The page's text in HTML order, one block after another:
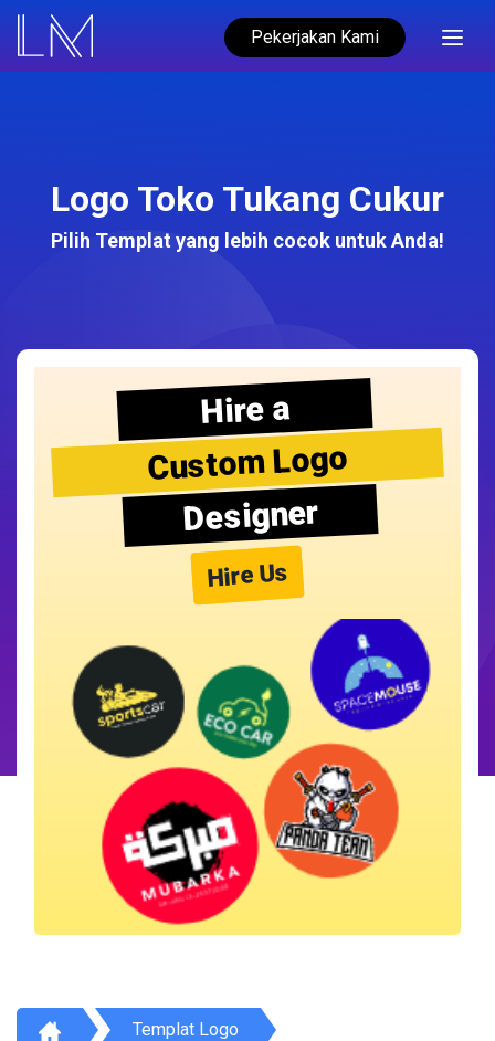
Pekerjakan Kami
Logo Toko Tukang Cukur
Pilih Templat yang lebih cocok untuk Anda!
Hire a
Custom Logo
Designer
Hire Us
Templat Logo